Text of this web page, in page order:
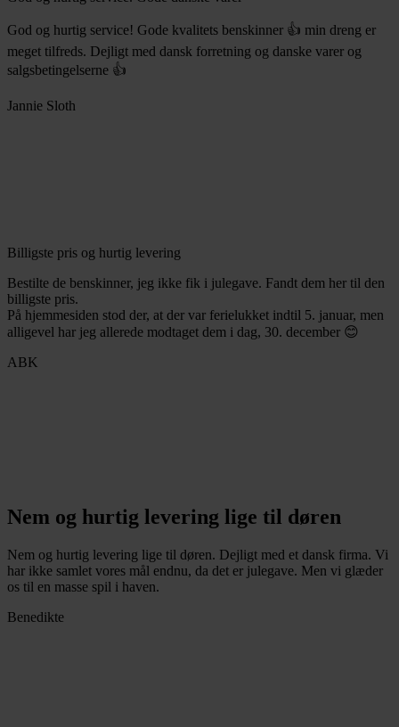
God og hurtig service! Gode kvalitets benskinner 👍 min dreng er
meget tilfreds. Dejligt med dansk forretning og danske varer og
salgsbetingelserne 👍
Jannie Sloth
Billigste pris og hurtig levering
Bestilte de benskinner, jeg ikke fik i julegave. Fandt dem her til den
billigste pris.
På hjemmesiden stod der, at der var ferielukket indtil 5. januar, men
alligevel har jeg allerede modtaget dem i dag, 30. december 😊
ABK
Nem og hurtig levering lige til døren
Nem og hurtig levering lige til døren. Dejligt med et dansk firma. Vi
har ikke samlet vores mål endnu, da det er julegave. Men vi glæder
os til en masse spil i haven.
Benedikte